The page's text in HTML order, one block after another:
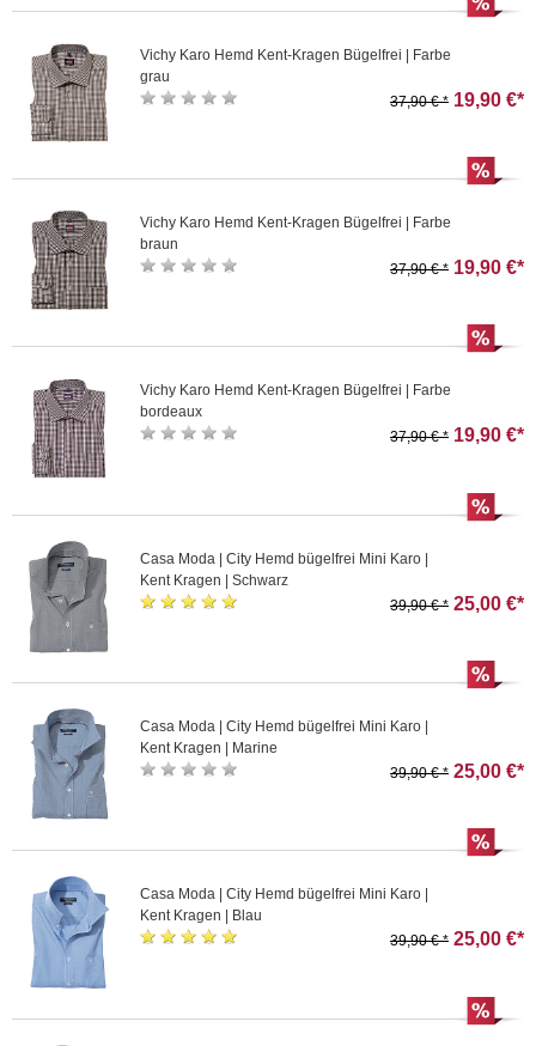
Vichy Karo Hemd Kent-Kragen Bügelfrei | Farbe
grau
37,90 € * 19,90 €*
Vichy Karo Hemd Kent-Kragen Bügelfrei | Farbe
braun
37,90 € * 19,90 €*
Vichy Karo Hemd Kent-Kragen Bügelfrei | Farbe
bordeaux
37,90 € * 19,90 €*
Casa Moda | City Hemd bügelfrei Mini Karo |
Kent Kragen | Schwarz
39,90 € * 25,00 €*
Casa Moda | City Hemd bügelfrei Mini Karo |
Kent Kragen | Marine
39,90 € * 25,00 €*
Casa Moda | City Hemd bügelfrei Mini Karo |
Kent Kragen | Blau
39,90 € * 25,00 €*